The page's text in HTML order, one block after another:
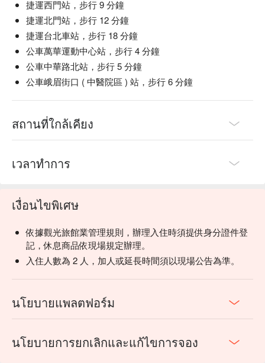
捷運西門站，步行 9 分鐘
捷運北門站，步行 12 分鐘
捷運台北車站，步行 18 分鐘
公車萬華運動中心站，步行 4 分鐘
公車中華路北站，步行 5 分鐘
公車峨眉街口 ( 中醫院區 ) 站，步行 6 分鐘
สถานที่ใกล้เคียง
เวลาทำการ
เงื่อนไขพิเศษ
依據觀光旅館業管理規則，辦理入住時須提供身分證件登
記，休息商品依現場規定辦理。
入住人數為 2 人，加人或延長時間須以現場公告為準。
นโยบายแพลตฟอร์ม
นโยบายการยกเลิกและแก้ไขการจอง